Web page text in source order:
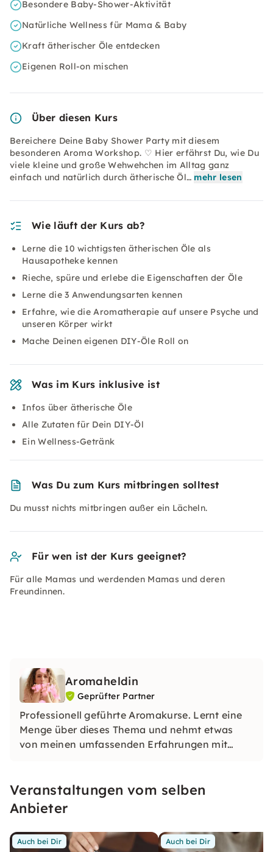
Besondere Baby-Shower-Aktivität
Natürliche Wellness für Mama & Baby
Kraft ätherischer Öle entdecken
Eigenen Roll-on mischen
Über diesen Kurs
Bereichere Deine Baby Shower Party mit diesem
besonderen Aroma Workshop. ♡ Hier erfährst Du, wie Du
viele kleine und große Wehwehchen im Alltag ganz
einfach und natürlich durch ätherische Öl… mehr lesen
Wie läuft der Kurs ab?
Lerne die 10 wichtigsten ätherischen Öle als
Hausapotheke kennen
Rieche, spüre und erlebe die Eigenschaften der Öle
Lerne die 3 Anwendungsarten kennen
Erfahre, wie die Aromatherapie auf unsere Psyche und
unseren Körper wirkt
Mache Deinen eigenen DIY-Öle Roll on
Was im Kurs inklusive ist
Infos über ätherische Öle
Alle Zutaten für Dein DIY-Öl
Ein Wellness-Getränk
Was Du zum Kurs mitbringen solltest
Du musst nichts mitbringen außer ein Lächeln.
Für wen ist der Kurs geeignet?
Für alle Mamas und werdenden Mamas und deren
Freundinnen.
Aromaheldin
Geprüfter Partner
Professionell geführte Aromakurse. Lernt eine
Menge über dieses Thema und nehmt etwas
von meinen umfassenden Erfahrungen mit
Veranstaltungen vom selben
Anbieter
Auch bei Dir Auch bei Dir